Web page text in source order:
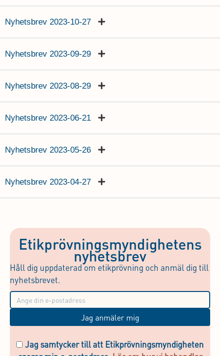
Nyhetsbrev 2023-10-27
Nyhetsbrev 2023-09-29
Nyhetsbrev 2023-08-29
Nyhetsbrev 2023-06-21
Nyhetsbrev 2023-05-26
Nyhetsbrev 2023-04-27
Etikprövningsmyndighetens
nyhetsbrev
Håll dig uppdaterad om etikprövning och anmäl dig till
nyhetsbrevet.
Jag anmäler mig
Jag samtycker till att Etikprövningsmyndigheten